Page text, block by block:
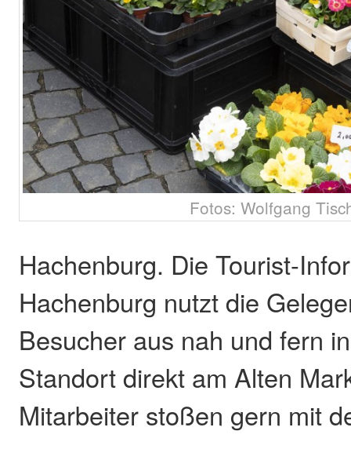
Fotos: Wolfgang
Hachenburg. Die Tourist-
Hachenburg nutzt die
Besucher aus nah und fern
Standort direkt am Alten
Mitarbeiter stoßen gern mit